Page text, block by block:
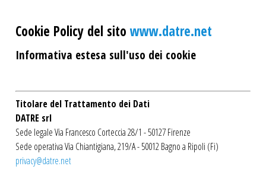
Cookie Policy del sitowww.datre.net
Informativa estesa sull'uso dei cookie
Titolare del Trattamento dei Dati
DATRE srl
Sede legale Via Francesco Corteccia 28/1 - 50127 Firenze
Sede operativa Via Chiantigiana, 219/A - 50012 Bagno a Ripoli (Fi)
privacy@datre.net